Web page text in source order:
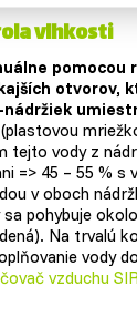
vlhkosti
pomocou
otvorov,
(plastovou
tejto vody z
=> 45 – 55 % s
v oboch
pohybuje
Na trvalú
vody
vzduchu